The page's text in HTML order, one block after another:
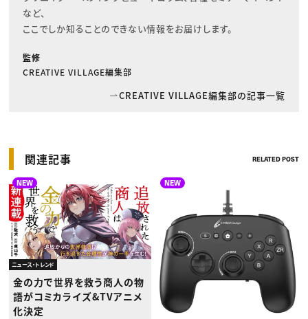
など、
ここでしか知ることのできない情報をお届けします。
監修
CREATIVE VILLAGE編集部
CREATIVE VILLAGE編集部の記事一覧
関連記事 RELATED POST
NEW
ニュース・トレンド
金の力で世界を救う商人の物
語がコミカライズ&TVアニメ
化決定
NEW